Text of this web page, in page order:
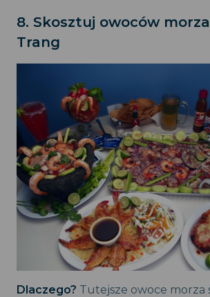
8. Skosztuj owoców
Trang
Dlaczego? Tutejsze owoce morza